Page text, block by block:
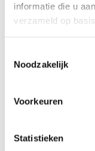
informatie die u
verzameld op
Noodzakelijk
Voorkeuren
Statistieken
Het kantoor
serre en de
bierbrouwer die